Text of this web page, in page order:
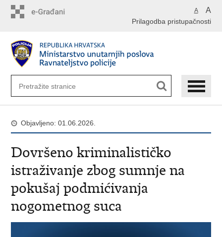
A A
Prilagodba pristupačnosti
Objavljeno: 01.06.2026.
Dovršeno kriminalističko
istraživanje zbog sumnje na
pokušaj podmićivanja
nogometnog suca